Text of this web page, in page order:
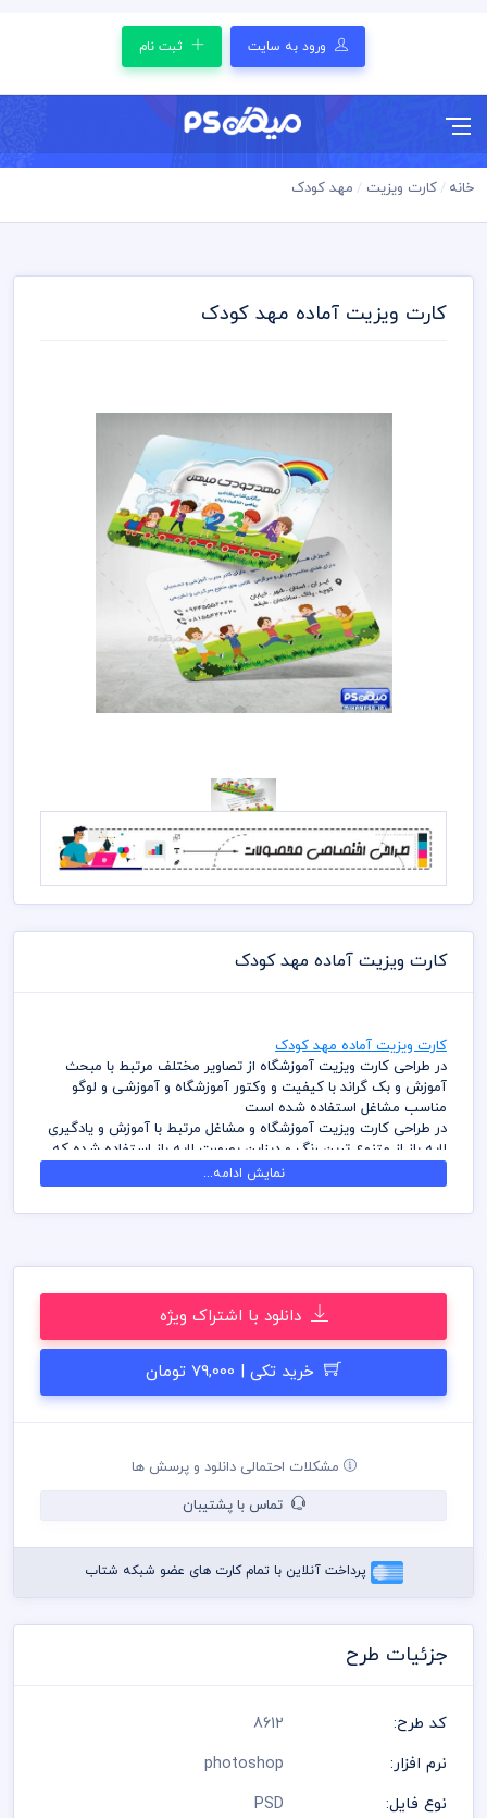
ورود به سایت ثبت نام
خانه کارت ویزیت مهد کودک
دانلود با اشتراک ویژه
خرید تکی | 79,000 تومان
مشکلات احتمالی دانلود و پرسش ها
تماس با پشتیبان
پرداخت آنلاین با تمام کارت های عضو شبکه شتاب
جزئیات طرح
کد طرح:
8612
نرم افزار:
photoshop
نوع فایل:
PSD
کارت ویزیت آماده مهد کودک
کارت ویزیت آماده مهد کودک
کارت ویزیت آماده مهد کودک
در طراحی کارت ویزیت آموزشگاه از تصاویر مختلف مرتبط با مبحث
آموزش و بک گراند با کیفیت و وکتور آموزشگاه و آموزشی و لوگو
مناسب مشاغل استفاده شده است
در طراحی کارت ویزیت آموزشگاه و مشاغل مرتبط با آموزش و یادگیری
لایه باز از متنوع ترین رنگ و دیزاین بصورت لایه باز استفاده شده که
شما بتوانید لایه های مختلف کارت ویزیت را به سلیقه ویرایش و
استفاده نمائید
در طراحی کارت ویزیت میهن پی اس دی از تصاویر و وکتورهای
باشد که می توانید جهت ویرایش از نرم افزار فتوشاپ استفاده نمائید
شما می توانید چاپ کارت ویزیت های موجود در وب سایت میهن پی
اس دی را نزد چاپحانه مجموعه چاپ و در سراسر کشور دریافت نمائید
برای دانلود کارت ویزیت و طرح لایه باز به صورت به صرفه می توانید از
بسته های اشتراک ویژه استفاده نمائید و کارت ویزیت رایگان دانلود
نمائید
خریدار می باشد
در طراحی کارت ویزیت از لوگو و نشان های تجاری نمادین استفاده
شده است و مسئولیت استفاده از همان لوگو به عهده خریدار می
رعایت کلیه قوانین موجود در سایت به عهده خریدار می باشد
نمایش ادامه...